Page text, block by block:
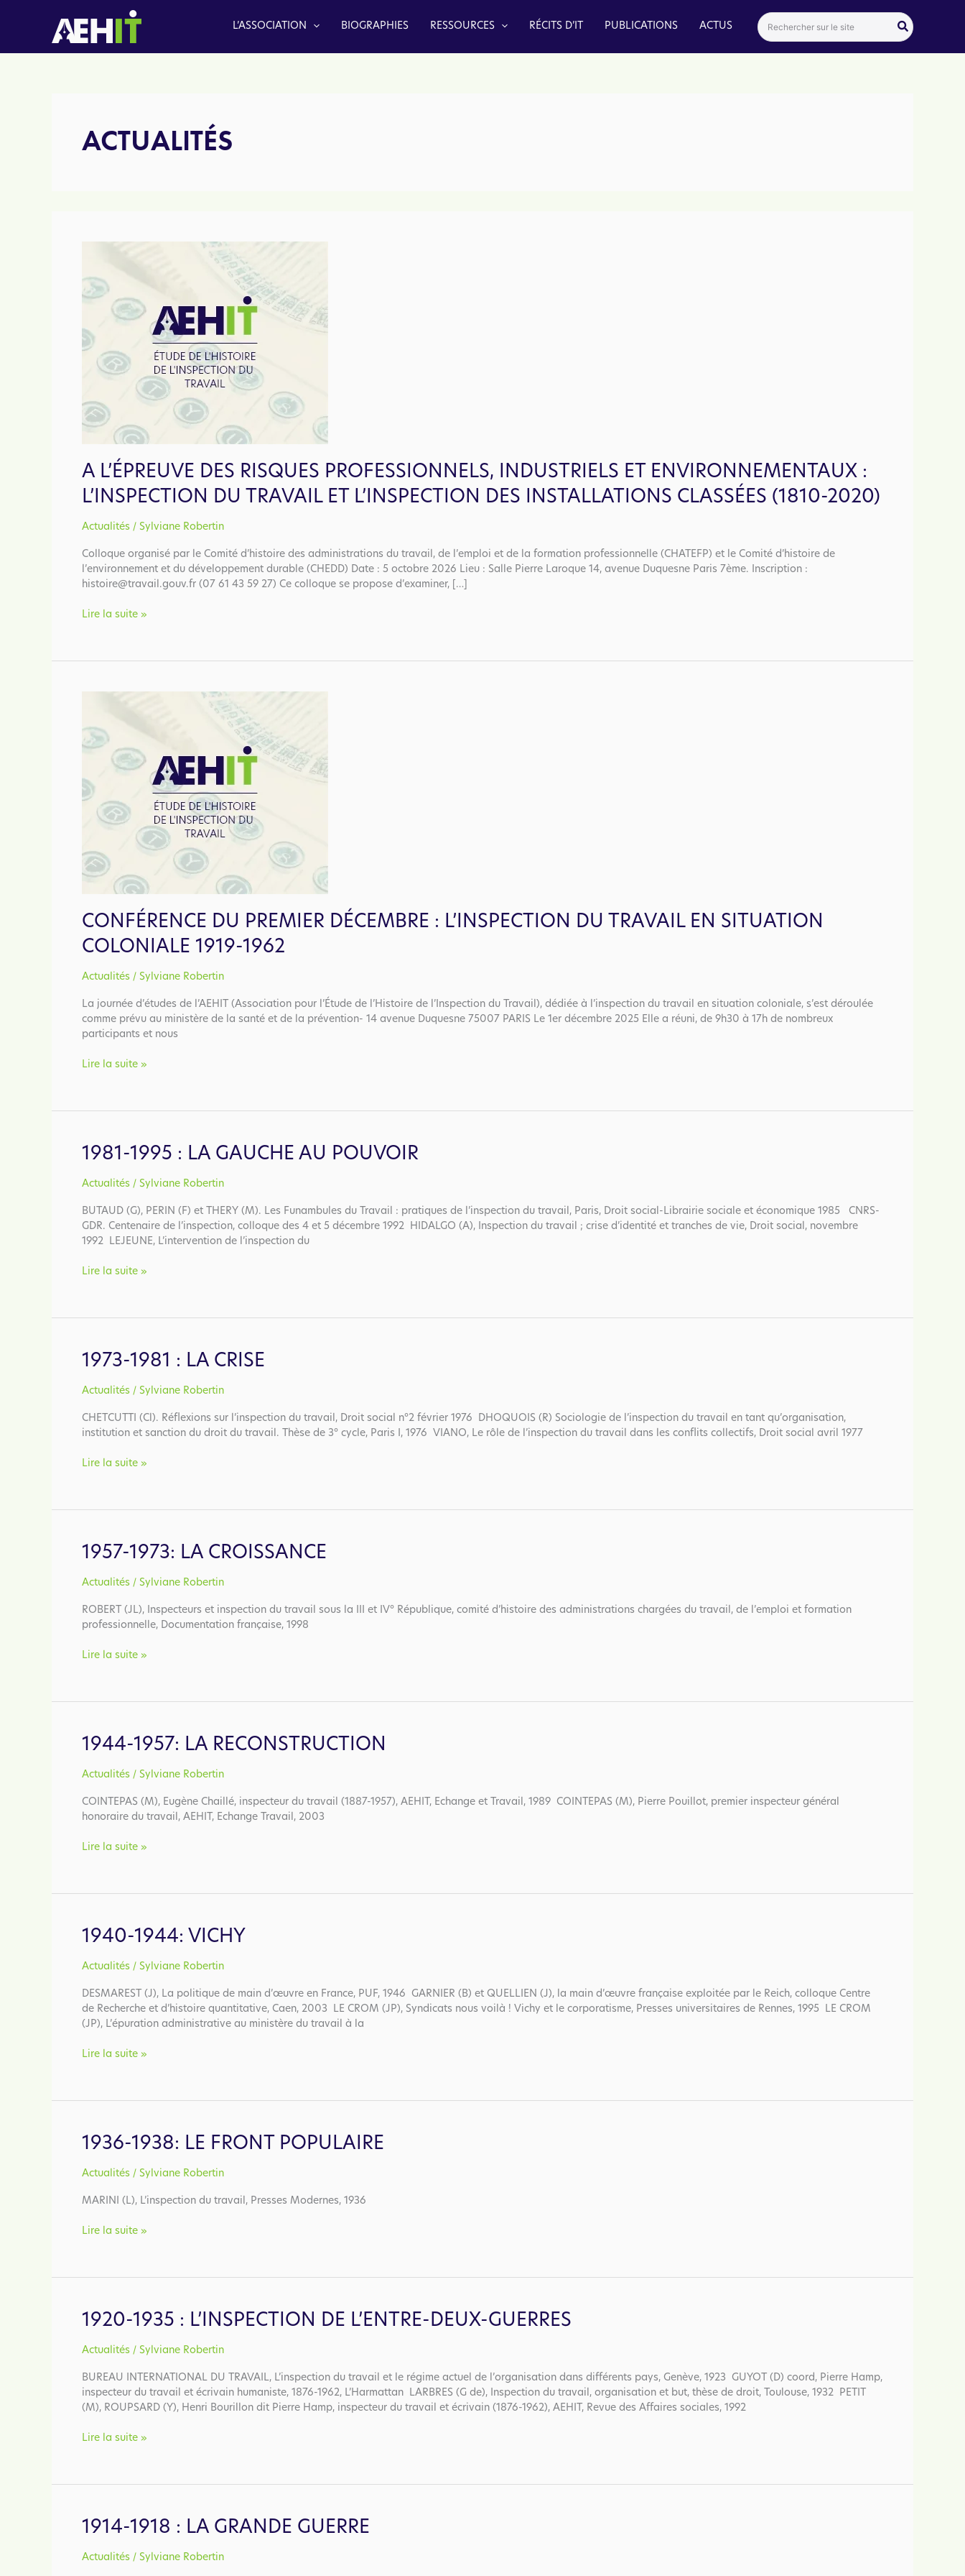
L’ASSOCIATION BIOGRAPHIES RESSOURCES RÉCITS D’IT PUBLICATIONS ACTUS
Search
for:
ACTUALITÉS
A L’ÉPREUVE DES RISQUES PROFESSIONNELS, INDUSTRIELS ET ENVIRONNEMENTAUX :
L’INSPECTION DU TRAVAIL ET L’INSPECTION DES INSTALLATIONS CLASSÉES (1810-2020)
Actualités / Sylviane Robertin
Colloque organisé par le Comité d’histoire des administrations du travail, de l’emploi et de la formation professionnelle (CHATEFP) et le Comité d’histoire de
l’environnement et du développement durable (CHEDD) Date : 5 octobre 2026 Lieu : Salle Pierre Laroque 14, avenue Duquesne Paris 7ème. Inscription :
histoire@travail.gouv.fr (07 61 43 59 27) Ce colloque se propose d’examiner, […]
A
risques
industriels
l’inspection
du
travail
et
l’inspection
des
installations
(1810-
2020)
Lire la suite »
CONFÉRENCE DU PREMIER DÉCEMBRE : L’INSPECTION DU TRAVAIL EN SITUATION
COLONIALE 1919-1962
Actualités / Sylviane Robertin
La journée d’études de l’AEHIT (Association pour l’Étude de l’Histoire de l’Inspection du Travail), dédiée à l’inspection du travail en situation coloniale, s’est déroulée
comme prévu au ministère de la santé et de la prévention- 14 avenue Duquesne 75007 PARIS Le 1er décembre 2025 Elle a réuni, de 9h30 à 17h de nombreux
participants et nous
Conférence
décembre
du
en
coloniale
1919-
1962
Lire la suite »
1981-1995 : LA GAUCHE AU POUVOIR
Actualités / Sylviane Robertin
BUTAUD (G), PERIN (F) et THERY (M). Les Funambules du Travail : pratiques de l’inspection du travail, Paris, Droit social-Librairie sociale et économique 1985 CNRS-
GDR. Centenaire de l’inspection, colloque des 4 et 5 décembre 1992 HIDALGO (A), Inspection du travail ; crise d’identité et tranches de vie, Droit social, novembre
1992 LEJEUNE, L’intervention de l’inspection du
1981-
La
pouvoir
Lire la suite »
1973-1981 : LA CRISE
Actualités / Sylviane Robertin
CHETCUTTI (Cl). Réflexions sur l’inspection du travail, Droit social n°2 février 1976 DHOQUOIS (R) Sociologie de l’inspection du travail en tant qu’organisation,
institution et sanction du droit du travail. Thèse de 3° cycle, Paris I, 1976 VIANO, Le rôle de l’inspection du travail dans les conflits collectifs, Droit social avril 1977
1973-
La
Lire la suite »
1957-1973: LA CROISSANCE
Actualités / Sylviane Robertin
ROBERT (JL), Inspecteurs et inspection du travail sous la III et IV° République, comité d’histoire des administrations chargées du travail, de l’emploi et formation
professionnelle, Documentation française, 1998
1957-
croissance
Lire la suite »
1944-1957: LA RECONSTRUCTION
Actualités / Sylviane Robertin
COINTEPAS (M), Eugène Chaillé, inspecteur du travail (1887-1957), AEHIT, Echange et Travail, 1989 COINTEPAS (M), Pierre Pouillot, premier inspecteur général
honoraire du travail, AEHIT, Echange Travail, 2003
1944-
Reconstruction
Lire la suite »
1940-1944: VICHY
Actualités / Sylviane Robertin
DESMAREST (J), La politique de main d’œuvre en France, PUF, 1946 GARNIER (B) et QUELLIEN (J), la main d’œuvre française exploitée par le Reich, colloque Centre
de Recherche et d’histoire quantitative, Caen, 2003 LE CROM (JP), Syndicats nous voilà ! Vichy et le corporatisme, Presses universitaires de Rennes, 1995 LE CROM
(JP), L’épuration administrative au ministère du travail à la
1940-
Lire la suite »
1936-1938: LE FRONT POPULAIRE
Actualités / Sylviane Robertin
MARINI (L), L’inspection du travail, Presses Modernes, 1936
1936-
Front
Lire la suite »
1920-1935 : L’INSPECTION DE L’ENTRE-DEUX-GUERRES
Actualités / Sylviane Robertin
BUREAU INTERNATIONAL DU TRAVAIL, L’inspection du travail et le régime actuel de l’organisation dans différents pays, Genève, 1923 GUYOT (D) coord, Pierre Hamp,
inspecteur du travail et écrivain humaniste, 1876-1962, L’Harmattan LARBRES (G de), Inspection du travail, organisation et but, thèse de droit, Toulouse, 1932 PETIT
(M), ROUPSARD (Y), Henri Bourillon dit Pierre Hamp, inspecteur du travail et écrivain (1876-1962), AEHIT, Revue des Affaires sociales, 1992
1920-
L’inspection
deux-
Lire la suite »
1914-1918 : LA GRANDE GUERRE
Actualités / Sylviane Robertin